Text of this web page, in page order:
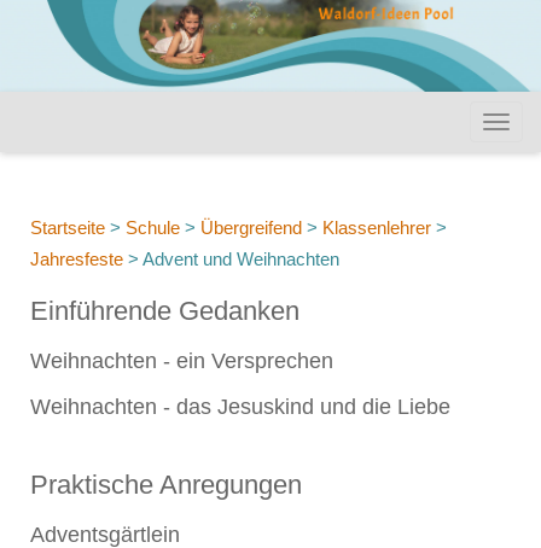
Startseite > Schule > Übergreifend > Klassenlehrer >
Jahresfeste > Advent und Weihnachten
Einführende Gedanken
Weihnachten - ein Versprechen
Weihnachten - das Jesuskind und die Liebe
Praktische Anregungen
Adventsgärtlein